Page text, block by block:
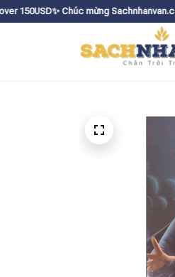
mừng Sachnhanvan.com đã có mặt hơn